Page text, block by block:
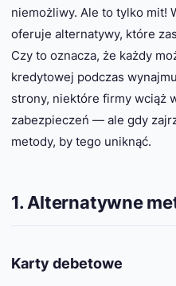
niemożliwy. Ale to tylko mit!
oferuje alternatywy, które
Czy to oznacza, że każdy
kredytowej podczas
strony, niektóre firmy wciąż
zabezpieczeń — ale gdy
metody, by tego uniknąć.
1. Alternatywne
Karty debetowe